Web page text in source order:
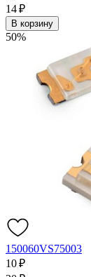
14 ₽
В корзину
50%
150060VS75003
10 ₽